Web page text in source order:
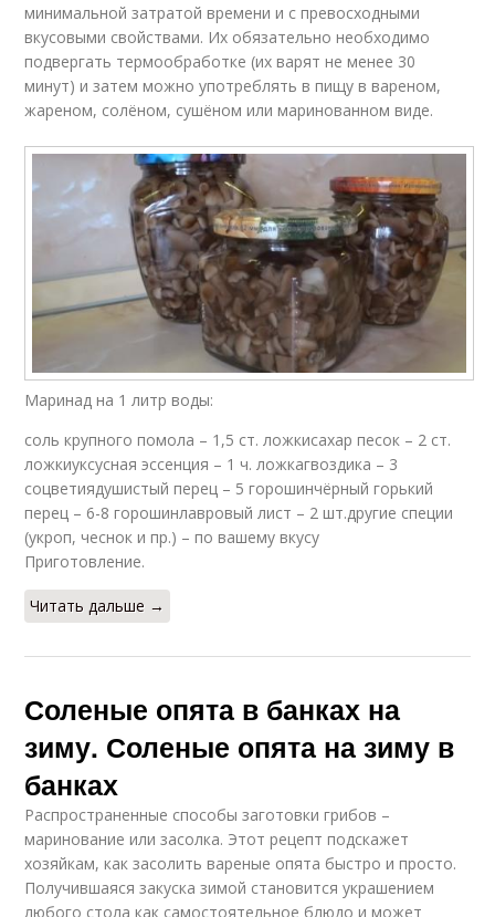
минимальной затратой времени и с превосходными
вкусовыми свойствами. Их обязательно необходимо
подвергать термообработке (их варят не менее 30
минут) и затем можно употреблять в пищу в вареном,
жареном, солёном, сушёном или маринованном виде.
Маринад на 1 литр воды:
соль крупного помола – 1,5 ст. ложкисахар песок – 2 ст.
ложкиуксусная эссенция – 1 ч. ложкагвоздика – 3
соцветиядушистый перец – 5 горошинчёрный горький
перец – 6-8 горошинлавровый лист – 2 шт.другие специи
(укроп, чеснок и пр.) – по вашему вкусу
Приготовление.
Читать дальше →
Соленые опята в банках на
зиму. Соленые опята на зиму в
банках
Распространенные способы заготовки грибов –
маринование или засолка. Этот рецепт подскажет
хозяйкам, как засолить вареные опята быстро и просто.
Получившаяся закуска зимой становится украшением
любого стола как самостоятельное блюдо и может